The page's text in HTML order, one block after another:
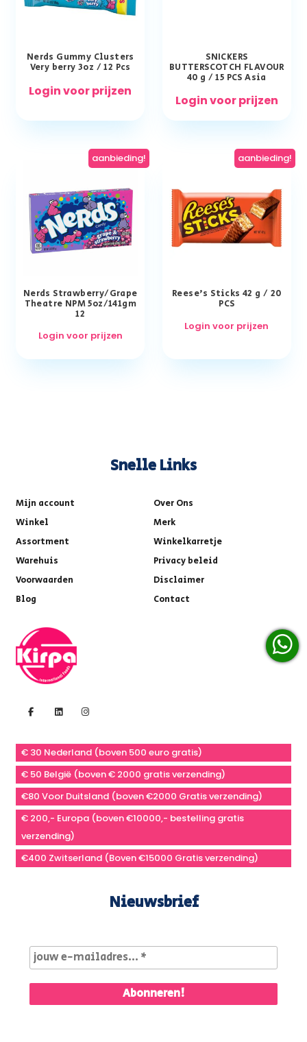
Nerds Gummy Clusters
Very berry 3oz / 12 Pcs
Login voor prijzen
SNICKERS
BUTTERSCOTCH FLAVOUR
40 g / 15 PCS Asia
Login voor prijzen
aanbieding!
Nerds Strawberry/Grape
Theatre NPM 5oz/141gm
12
Login voor prijzen
aanbieding!
Reese’s Sticks 42 g / 20
PCS
Login voor prijzen
Snelle Links
Mijn account
Over Ons
Winkel
Merk
Assortment
Winkelkarretje
Warehuis
Privacy beleid
Voorwaarden
Disclaimer
Blog
Contact
€ 30 Nederland (boven 500 euro gratis)
€ 50 België (boven € 2000 gratis verzending)
€80 Voor Duitsland (boven €2000 Gratis verzending)
€ 200,- Europa (boven €10000,- bestelling gratis
verzending)
€400 Zwitserland (Boven €15000 Gratis verzending)
Nieuwsbrief